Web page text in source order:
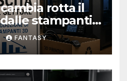
cambia rotta il
stampanti
UV?
FANTASY